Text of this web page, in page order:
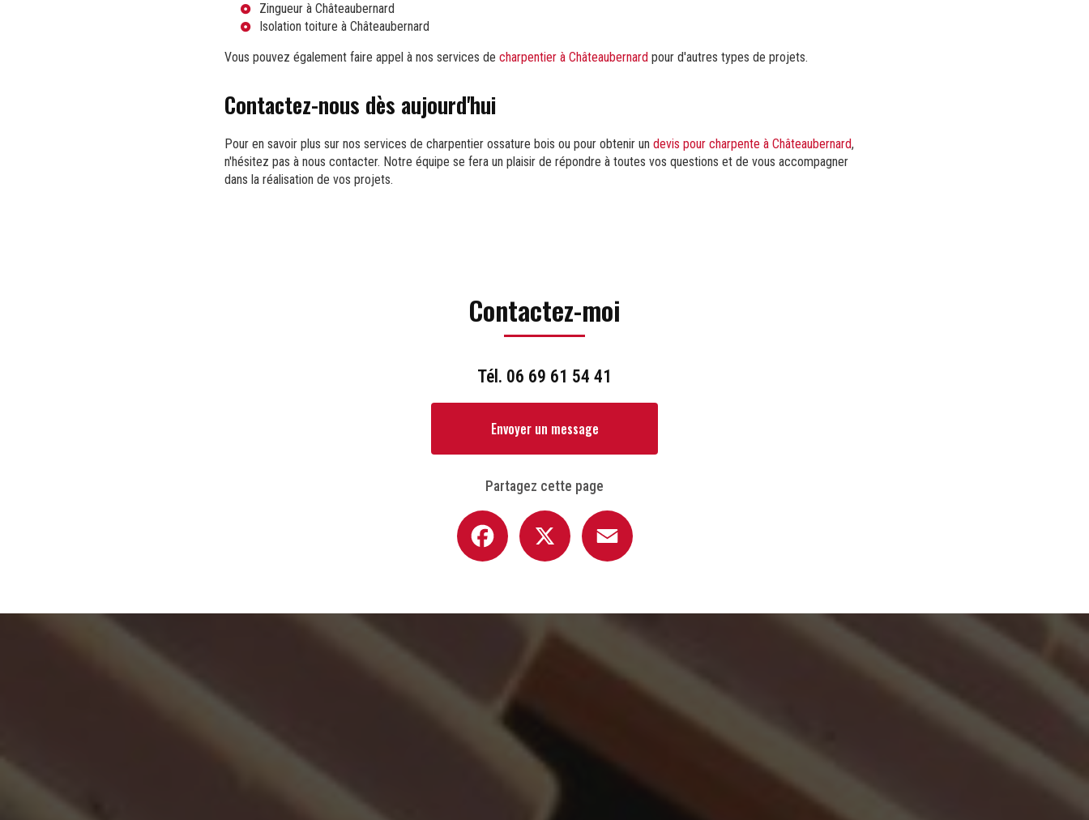
Zingueur à Châteaubernard
Isolation toiture à Châteaubernard
Vous pouvez également faire appel à nos services de charpentier à Châteaubernard pour d'autres types de projets.
Contactez-nous dès aujourd'hui
Pour en savoir plus sur nos services de charpentier ossature bois ou pour obtenir un devis pour charpente à Châteaubernard,
n'hésitez pas à nous contacter. Notre équipe se fera un plaisir de répondre à toutes vos questions et de vous accompagner
dans la réalisation de vos projets.
Contactez-moi
Tél. 06 69 61 54 41
Envoyer un message
Partagez cette page
Facebook